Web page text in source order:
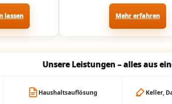
lassen Mehr erfahren
Unsere Leistungen – alles aus
Haushaltsauflösung Keller,